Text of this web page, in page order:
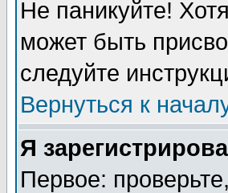
Не паникуйте!
может быть
следуйте
Вернуться к
Я
Первое: